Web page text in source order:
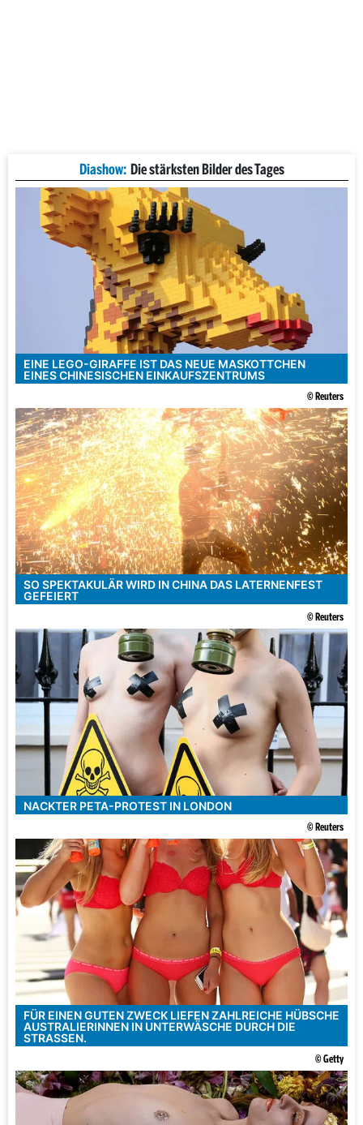
Diashow: Die stärksten Bilder des Tages
EINE LEGO-GIRAFFE IST DAS NEUE MASKOTTCHEN
EINES CHINESISCHEN EINKAUFSZENTRUMS
© Reuters
SO SPEKTAKULÄR WIRD IN CHINA DAS LATERNENFEST
GEFEIERT
© Reuters
NACKTER PETA-PROTEST IN LONDON
© Reuters
FÜR EINEN GUTEN ZWECK LIEFEN ZAHLREICHE HÜBSCHE
AUSTRALIERINNEN IN UNTERWÄSCHE DURCH DIE
STRASSEN.
© Getty